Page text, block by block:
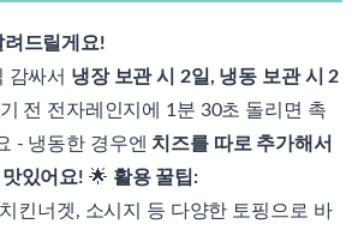
려드릴게요!
감싸서 냉장 보관 시 2일, 냉동 보관 시 2
전 전자레인지에 1분 30초 돌리면 촉
- 냉동한 경우엔 치즈를 따로 추가해서
있어요! 🌟 활용 꿀팁:
킨너겟, 소시지 등 다양한 토핑으로 바